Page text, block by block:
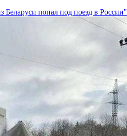
Беларуси попал под поезд в России"